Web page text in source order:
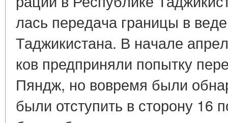
лась пе­ре­да­ча гра­ни­цы в
Таджикистана. В на­ча­ле
ков пред­при­ня­ли по­пыт­ку
Пяндж, но во­вре­мя были
были от­сту­пить в сто­ро­ну 16